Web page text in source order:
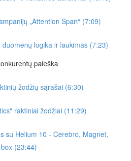
„Attention Span“ (7:09)
duomenų logika ir laukimas (7:23)
paieška
žodžių sąrašai (6:30)
raktiniai žodžiai (11:29)
su Helium 10 - Cerebro, Magnet,
(23:44)